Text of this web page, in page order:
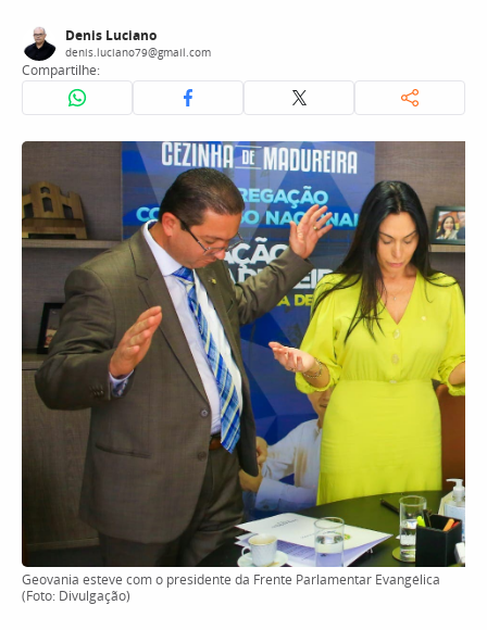
Denis Luciano
denis.luciano79@gmail.com
Compartilhe:
Geovania esteve com o presidente da Frente Parlamentar Evangélica
(Foto: Divulgação)